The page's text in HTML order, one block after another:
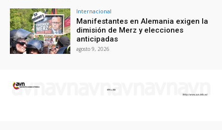
Internacional
Manifestantes en Alemania exigen la
dimisión de Merz y elecciones
anticipadas
agosto 9, 2026